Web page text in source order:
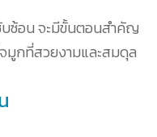
ซ้อน จะมีขั้นตอนสำคัญ
มูกที่สวยงามและสมดุล